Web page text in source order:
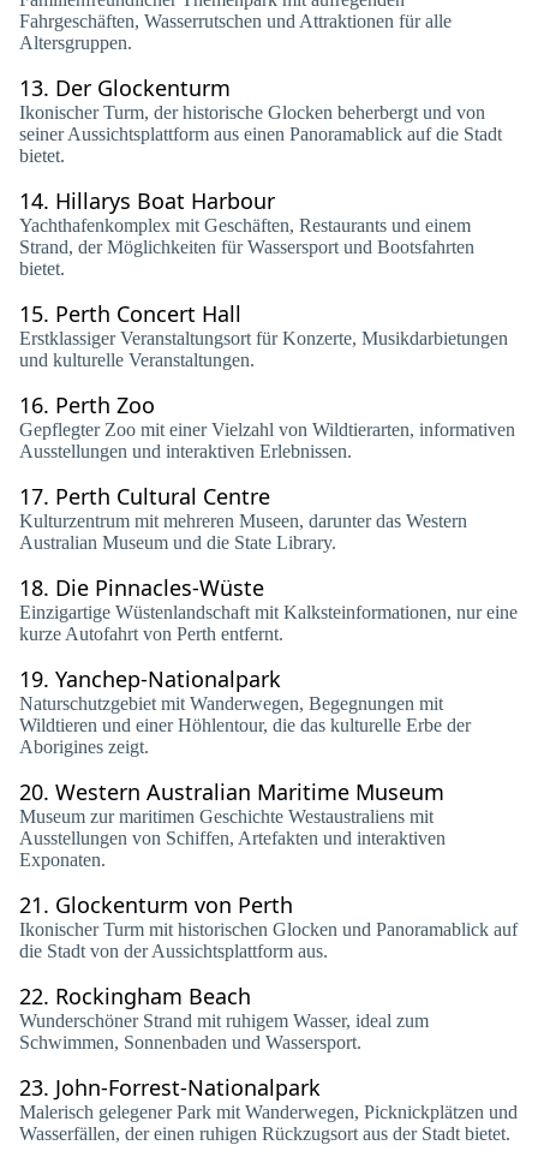
Fahrgeschäften, Wasserrutschen und Attraktionen für alle
Altersgruppen.
13. Der Glockenturm
Ikonischer Turm, der historische Glocken beherbergt und von
seiner Aussichtsplattform aus einen Panoramablick auf die Stadt
bietet.
14. Hillarys Boat Harbour
Yachthafenkomplex mit Geschäften, Restaurants und einem
Strand, der Möglichkeiten für Wassersport und Bootsfahrten
bietet.
15. Perth Concert Hall
Erstklassiger Veranstaltungsort für Konzerte, Musikdarbietungen
und kulturelle Veranstaltungen.
16. Perth Zoo
Gepflegter Zoo mit einer Vielzahl von Wildtierarten, informativen
Ausstellungen und interaktiven Erlebnissen.
17. Perth Cultural Centre
Kulturzentrum mit mehreren Museen, darunter das Western
Australian Museum und die State Library.
18. Die Pinnacles-Wüste
Einzigartige Wüstenlandschaft mit Kalksteinformationen, nur eine
kurze Autofahrt von Perth entfernt.
19. Yanchep-Nationalpark
Naturschutzgebiet mit Wanderwegen, Begegnungen mit
Wildtieren und einer Höhlentour, die das kulturelle Erbe der
Aborigines zeigt.
20. Western Australian Maritime Museum
Museum zur maritimen Geschichte Westaustraliens mit
Ausstellungen von Schiffen, Artefakten und interaktiven
Exponaten.
21. Glockenturm von Perth
Ikonischer Turm mit historischen Glocken und Panoramablick auf
die Stadt von der Aussichtsplattform aus.
22. Rockingham Beach
Wunderschöner Strand mit ruhigem Wasser, ideal zum
Schwimmen, Sonnenbaden und Wassersport.
23. John-Forrest-Nationalpark
Malerisch gelegener Park mit Wanderwegen, Picknickplätzen und
Wasserfällen, der einen ruhigen Rückzugsort aus der Stadt bietet.